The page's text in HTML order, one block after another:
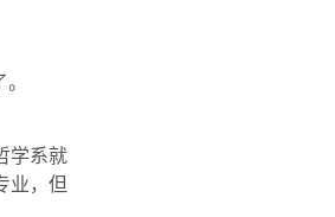
学系就
业，但